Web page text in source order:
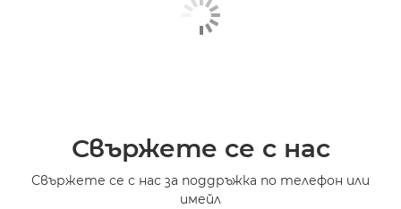
Свържете се с нас
Свържете се с нас за поддръжка по телефон или
имейл